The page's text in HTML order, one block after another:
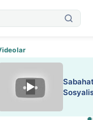
ESA
▶
ATEŞ